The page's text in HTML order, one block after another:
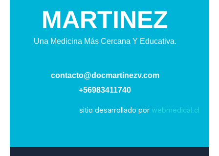
MARTINEZ
Una Medicina Más Cercana Y Educativa.
contacto@docmartinezv.com
+56983411740
sitio desarrollado por webmedical.cl